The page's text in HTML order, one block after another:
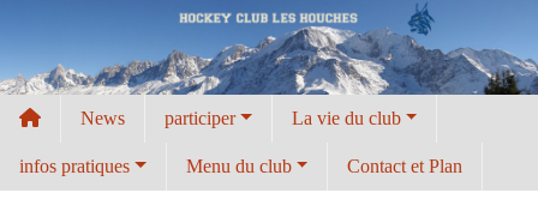
News participer La vie du club
infos pratiques Menu du club Contact et Plan
Panneau de gestion des cookies